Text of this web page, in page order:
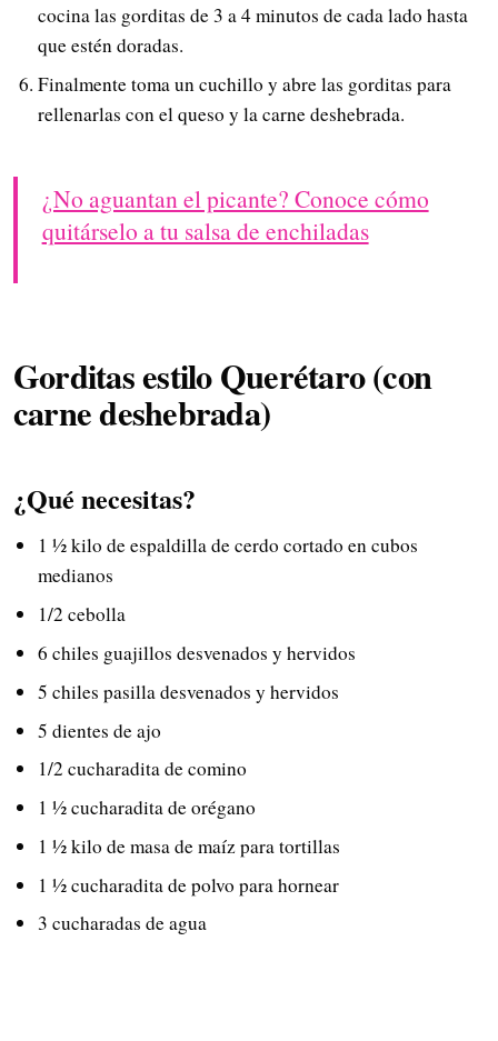
cocina las gorditas de 3 a 4 minutos de cada lado hasta
que estén doradas.
Finalmente toma un cuchillo y abre las gorditas para
rellenarlas con el queso y la carne deshebrada.
¿No aguantan el picante? Conoce cómo
quitárselo a tu salsa de enchiladas
Gorditas estilo Querétaro (con
carne deshebrada)
¿Qué necesitas?
1 ½ kilo de espaldilla de cerdo cortado en cubos
medianos
1/2 cebolla
6 chiles guajillos desvenados y hervidos
5 chiles pasilla desvenados y hervidos
5 dientes de ajo
1/2 cucharadita de comino
1 ½ cucharadita de orégano
1 ½ kilo de masa de maíz para tortillas
1 ½ cucharadita de polvo para hornear
3 cucharadas de agua